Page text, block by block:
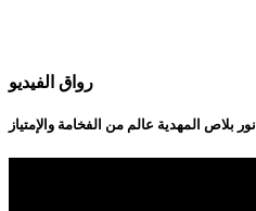
رواق الفيديو
نور بلاص المهدية عالم من الفخامة والإمتياز